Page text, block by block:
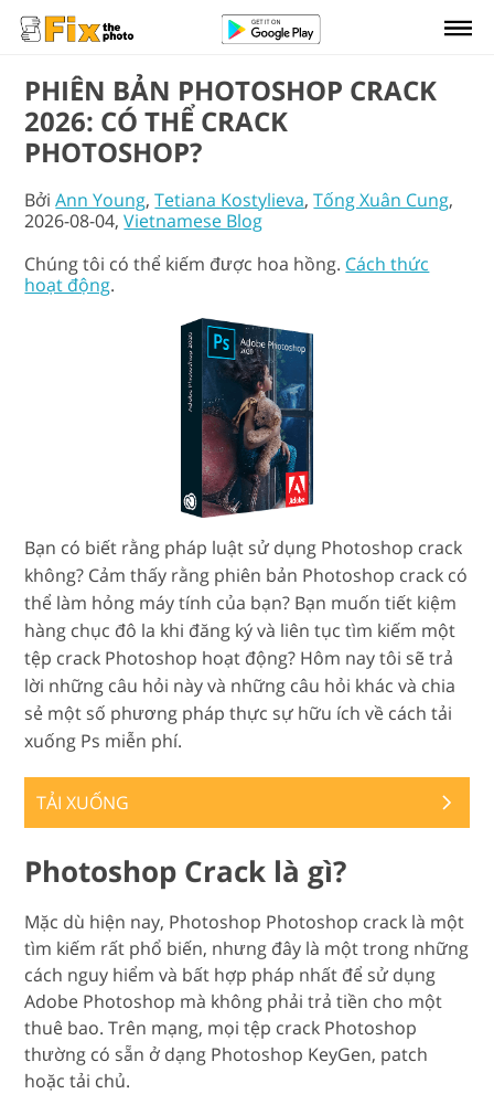
PHIÊN BẢN PHOTOSHOP CRACK
2026: CÓ THỂ CRACK
PHOTOSHOP?
BởiAnn Young,Tetiana Kostylieva,Tống Xuân Cung,
2026-08-04,Vietnamese Blog
Chúng tôi có thể kiếm được hoa hồng. Cách thức
hoạt động.
Bạn có biết rằng pháp luật sử dụng Photoshop crack
không? Cảm thấy rằng phiên bản Photoshop crack có
thể làm hỏng máy tính của bạn? Bạn muốn tiết kiệm
hàng chục đô la khi đăng ký và liên tục tìm kiếm một
tệp crack Photoshop hoạt động? Hôm nay tôi sẽ trả
lời những câu hỏi này và những câu hỏi khác và chia
sẻ một số phương pháp thực sự hữu ích về cách tải
xuống Ps miễn phí.
TẢI XUỐNG
Photoshop Crack là gì?
Mặc dù hiện nay, Photoshop Photoshop crack là một
tìm kiếm rất phổ biến, nhưng đây là một trong những
cách nguy hiểm và bất hợp pháp nhất để sử dụng
Adobe Photoshop mà không phải trả tiền cho một
thuê bao. Trên mạng, mọi tệp crack Photoshop
thường có sẵn ở dạng Photoshop KeyGen, patch
hoặc tải chủ.